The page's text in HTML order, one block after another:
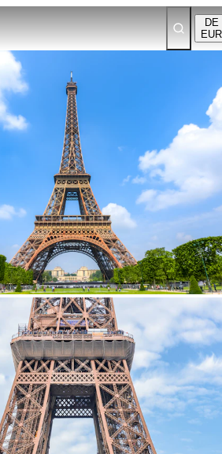
DE
EUR